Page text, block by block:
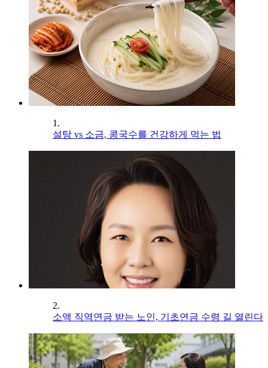
1.
설탕 vs 소금, 콩국수를 건강하게 먹는 법
2.
소액 직역연금 받는 노인, 기초연금 수령 길 열린다